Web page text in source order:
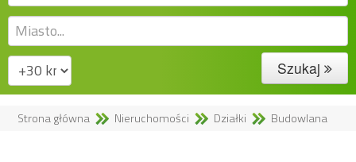
Szukaj
Strona główna Nieruchomości Działki Budowlana